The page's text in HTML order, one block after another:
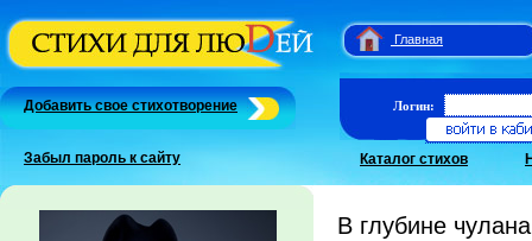
Главная
Добавить свое стихотворение
Забыл пароль к сайту
Логин:
Каталог стихов
В глубине